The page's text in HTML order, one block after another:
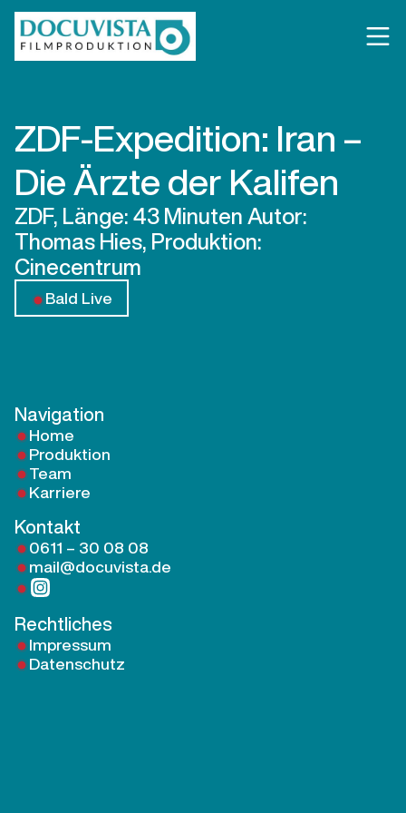
ZDF-Expedition: Iran –
Die Ärzte der Kalifen
ZDF, Länge: 43 Minuten Autor:
Thomas Hies, Produktion:
Cinecentrum
Bald Live
Navigation
Home
Produktion
Team
Karriere
Kontakt
0611 – 30 08 08
mail@docuvista.de
Rechtliches
Impressum
Datenschutz